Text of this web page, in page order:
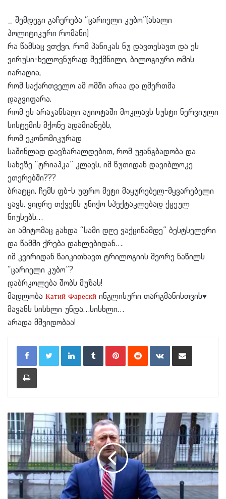
_ შემდეგი გაჩერება “ცარიელი კუბო”(ახალი
პოლიტიკური რომანი)
რა წამსაც ვთქვი, რომ პანიკას ნუ დავთესავთ და ეს
ვირუსი-ხელოვნურად შექმნილი, ბილოგიური ომის
იარაღია,
რომ საქართველო ამ ომში არაა და ღმერთმა
დაგვიფარა,
რომ ეს არაჯანსაღი აჟიოტაში მოკლავს სუსტი ნერვიული
სისტემის მქონე ადამიანებს,
რომ ეკონომიკურად
საშინლად დავზარალდებით, რომ უჟანგბადობა და
სახეზე “ტრიაპკა” კლავს, იმ წუთიდან დავიბლოკე
ეთერებში???
ბრატცი, ჩემს ფბ-ს უფრო მეტი მაყურებელ-მყვარებელი
ყავს, ვიდრე თქვენს უნიჭო სპექტაკლებად ქცეულ
ნიუსებს…
აი ამიტომაც გახდა “სამი დღე ვაქცინამდე” ბესტსელერი
და წამში ქრება დახლებიდან….
იმ კვირიდან წაიკითხავთ ტრილოგიის მეორე ნაწილს
“ცარიელი კუბო”?
დაბრკოლება შობს მუზას!
მადლობა Катий Фарескй ინგლისური თარგმანისთვის♥️
მავანს სისხლი უნდა…სისხლი…
არადა მშვიდობაა!
LinkedInTumblr PinterestReddit VKontakteShare via Email
Print